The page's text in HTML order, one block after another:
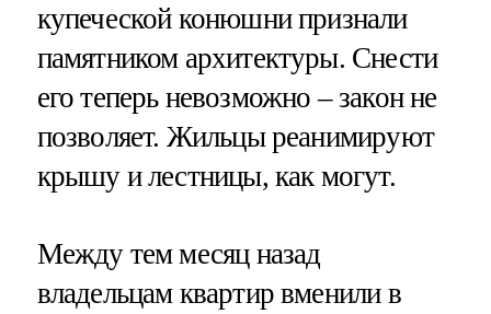
купеческой конюшни признали
памятником архитектуры. Снести
его теперь невозможно – закон не
позволяет. Жильцы реанимируют
крышу и лестницы, как могут.
Между тем месяц назад
владельцам квартир вменили в